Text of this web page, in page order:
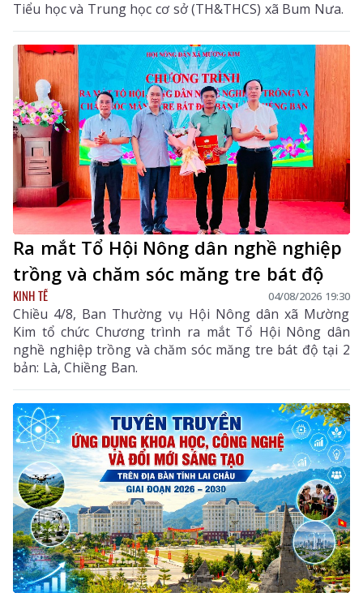
Tiểu học và Trung học cơ sở (TH&THCS) xã Bum Nưa.
Ra mắt Tổ Hội Nông dân nghề nghiệp
trồng và chăm sóc măng tre bát độ
KINH TẾ 04/08/2026 19:30
Chiều 4/8, Ban Thường vụ Hội Nông dân xã Mường
Kim tổ chức Chương trình ra mắt Tổ Hội Nông dân
nghề nghiệp trồng và chăm sóc măng tre bát độ tại 2
bản: Là, Chiềng Ban.